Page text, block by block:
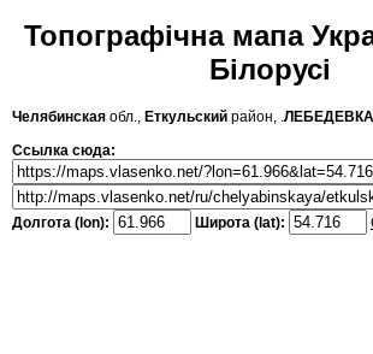
Топографічна мапа
Білорусі
Челябинская обл., Еткульский район, .ЛЕБЕДЕВКА
Ссылка сюда:
Долгота (lon): Широта (lat):